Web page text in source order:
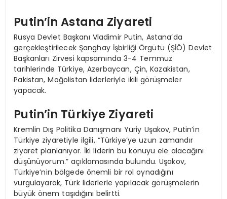
Putin’in Astana Ziyareti
Rusya Devlet Başkanı Vladimir Putin, Astana’da
gerçekleştirilecek Şanghay İşbirliği Örgütü (ŞİÖ) Devlet
Başkanları Zirvesi kapsamında 3-4 Temmuz
tarihlerinde Türkiye, Azerbaycan, Çin, Kazakistan,
Pakistan, Moğolistan liderleriyle ikili görüşmeler
yapacak.
Putin’in Türkiye Ziyareti
Kremlin Dış Politika Danışmanı Yuriy Uşakov, Putin’in
Türkiye ziyaretiyle ilgili, “Türkiye’ye uzun zamandır
ziyaret planlanıyor. İki liderin bu konuyu ele alacağını
düşünüyorum.” açıklamasında bulundu. Uşakov,
Türkiye’nin bölgede önemli bir rol oynadığını
vurgulayarak, Türk liderlerle yapılacak görüşmelerin
büyük önem taşıdığını belirtti.